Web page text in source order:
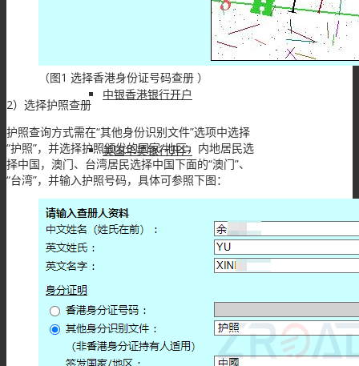
中银香港银行开户
美国华美银行开户
秘书服务
香港公司股东变更
（图1 选择香港身份证号码查册 ）
2）选择护照查册
护照查询方式需在“其他身份识别文件”选项中选择
“护照”，并选择护照颁发的国家/地区，内地居民选
择中国，澳门、台湾居民选择中国下面的“澳门”、
“台湾”，并输入护照号码，具体可参照下图：